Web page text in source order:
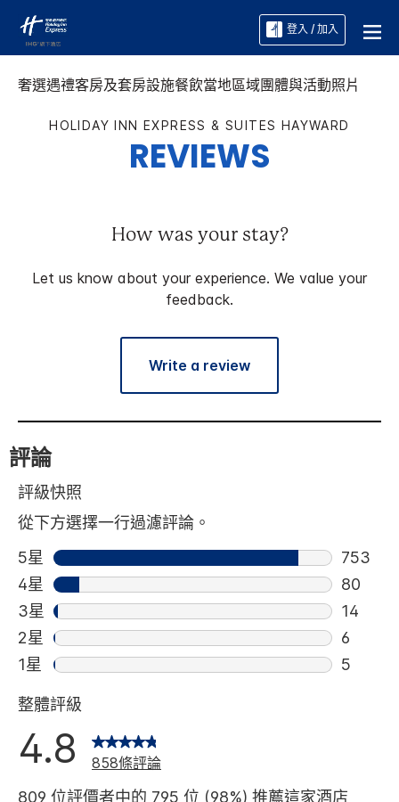
登入 / 加入
奢選遇禮客房及套房設施餐飲當地區域團體與活動照片
HOLIDAY INN EXPRESS & SUITES HAYWARD
REVIEWS
How was your stay?
Let us know about your experience. We value your
feedback.
Write a review